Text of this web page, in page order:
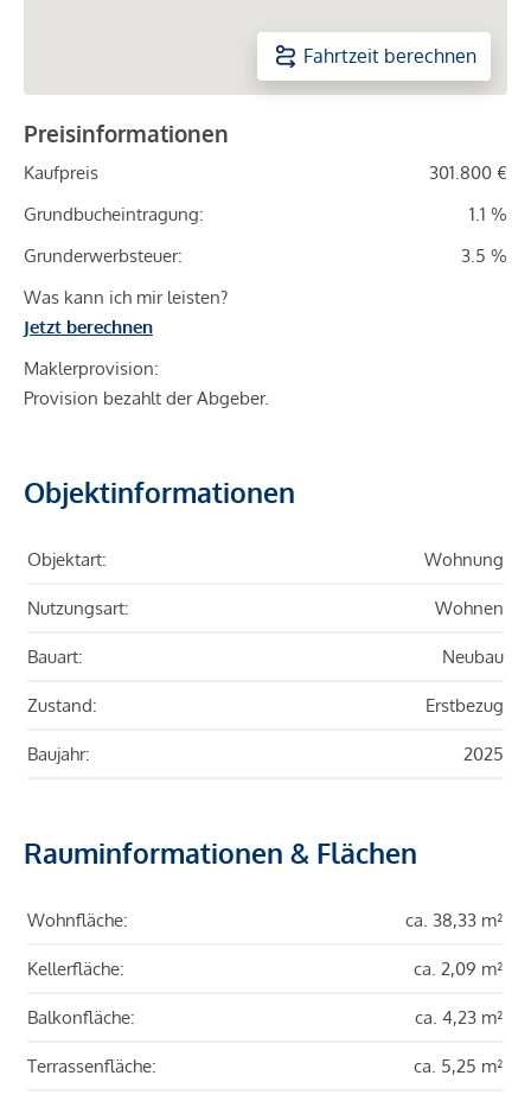
Fahrtzeit berechnen
Preisinformationen
Kaufpreis
301.800 €
Grundbucheintragung:
1.1 %
Grunderwerbsteuer:
3.5 %
Was kann ich mir leisten?
Jetzt berechnen
Maklerprovision:
Provision bezahlt der Abgeber.
Objektinformationen
Objektart: Wohnung
Nutzungsart: Wohnen
Bauart: Neubau
Zustand: Erstbezug
Baujahr: 2025
Rauminformationen & Flächen
Wohnfläche: ca. 38,33 m²
Kellerfläche: ca. 2,09 m²
Balkonfläche: ca. 4,23 m²
Terrassenfläche: ca. 5,25 m²